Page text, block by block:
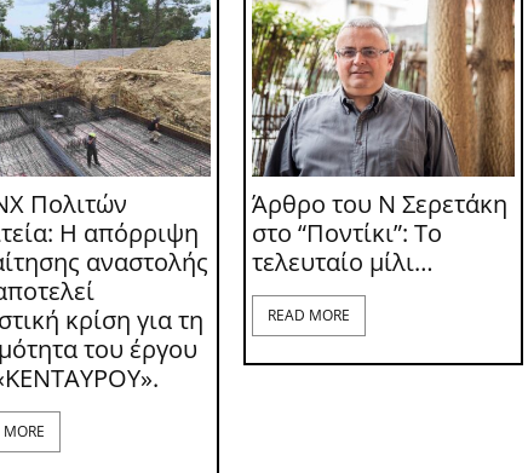
Πολιτών
Η απόρριψη
αναστολής
κρίση για τη
του έργου
MORE
Άρθρο του Ν Σερετάκη
στο “Ποντίκι”: Το
τελευταίο μίλι…
READ MORE